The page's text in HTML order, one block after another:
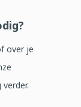
over je